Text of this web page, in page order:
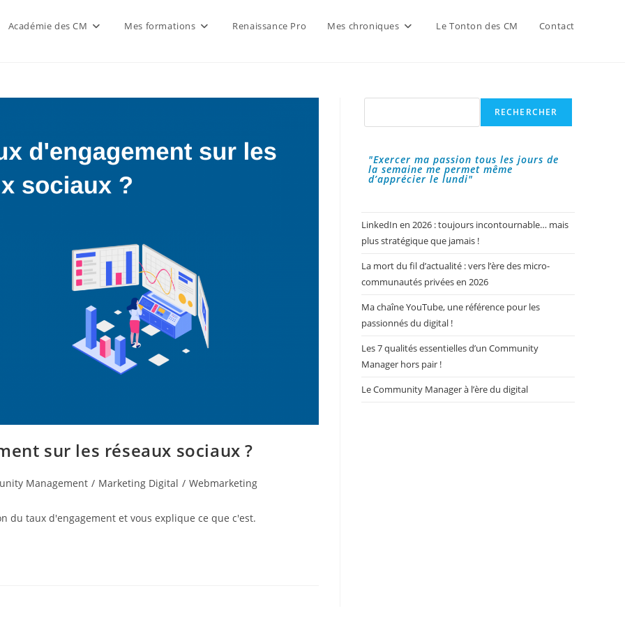
Académie des CM Mes formations Renaissance Pro Mes chroniques Le Tonton des CM Contact
sur les réseaux sociaux ?
Management / Marketing Digital / Webmarketing
du taux d'engagement et vous explique ce que c'est.
Rechercher
RECHERCHER
"Exercer ma passion tous les jours de
la semaine me permet même
d’apprécier le lundi"
LinkedIn en 2026 : toujours incontournable… mais
plus stratégique que jamais !
La mort du fil d’actualité : vers l’ère des micro-
communautés privées en 2026
Ma chaîne YouTube, une référence pour les
passionnés du digital !
Les 7 qualités essentielles d’un Community
Manager hors pair !
Le Community Manager à l’ère du digital